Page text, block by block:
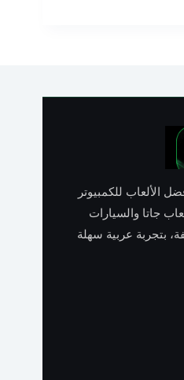
الألعاب للكمبيوتر
جاتا والسيارات
بتجربة عربية سهلة